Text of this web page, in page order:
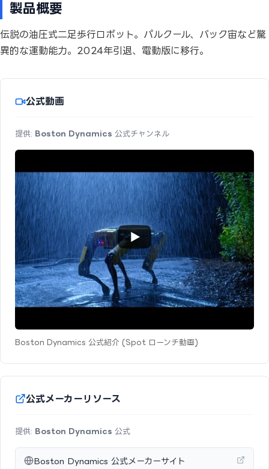
製品概要
伝説の油圧式二足歩行ロボット。パルクール、バック宙など驚
異的な運動能力。2024年引退、電動版に移行。
公式動画
提供: Boston Dynamics 公式チャンネル
Boston Dynamics 公式紹介 (Spot ローンチ動画)
公式メーカーリソース
提供: Boston Dynamics 公式
Boston Dynamics 公式メーカーサイト